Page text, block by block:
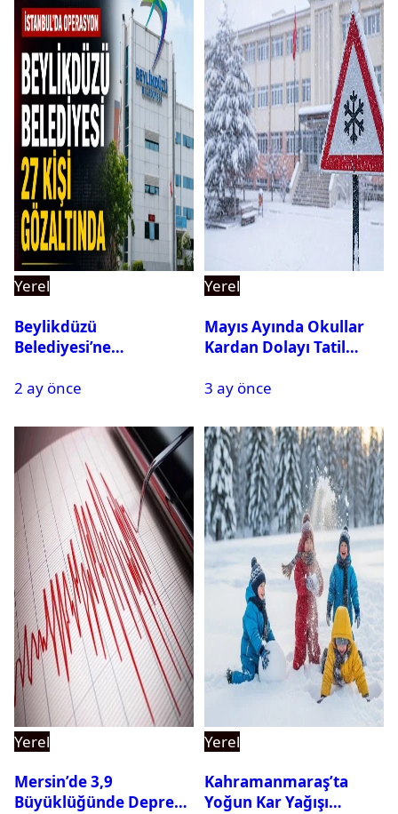
Yerel
Beylikdüzü
Belediyesi’ne
Gözaltına Alındı
2 ay önce
Yerel
Mayıs Ayında Okullar
Kardan Dolayı Tatil
3 ay önce
Yerel
Mersin’de 3,9
Büyüklüğünde Deprem
Yerel
Kahramanmaraş’ta
Yoğun Kar Yağışı